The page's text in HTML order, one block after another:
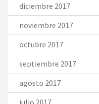
diciembre 2017
noviembre 2017
octubre 2017
septiembre 2017
agosto 2017
julio 2017